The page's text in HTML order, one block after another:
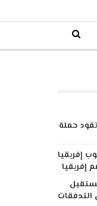
حملة
إفريقيا
يستقبل
التدفقات